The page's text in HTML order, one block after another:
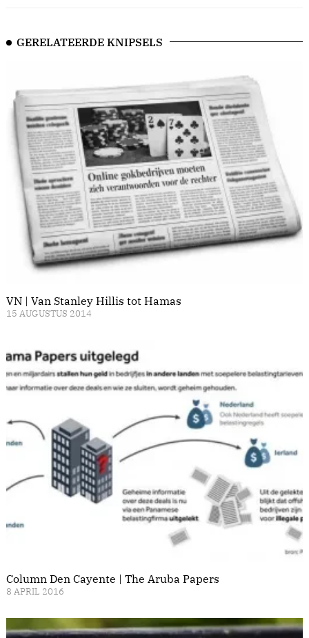
GERELATEERDE KNIPSELS
VN | Van Stanley Hillis tot Hamas
15 AUGUSTUS 2014
Column Den Cayente | The Aruba Papers
8 APRIL 2016